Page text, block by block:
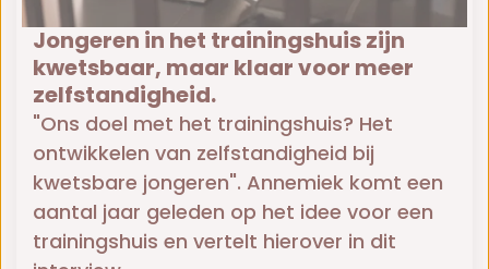
Jongeren in het trainingshuis zijn
kwetsbaar, maar klaar voor meer
zelfstandigheid.
"Ons doel met het trainingshuis? Het
ontwikkelen van zelfstandigheid bij
kwetsbare jongeren". Annemiek komt een
aantal jaar geleden op het idee voor een
trainingshuis en vertelt hierover in dit